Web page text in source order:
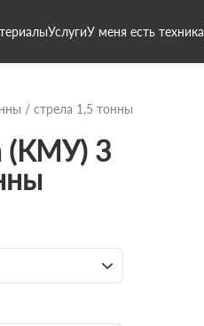
УслугиУ меня есть техника
/ стрела 1,5 тонны
(КМУ) 3